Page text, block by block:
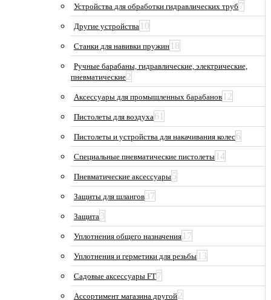
Устройства для обработки гидравлических труб 7
Другие устройства 10
Станки для навивки пружин 18
Ручные барабаны, гидравлические, электрические,
пневматические2
Аксессуары для промышленных барабанов 12
Пистолеты для воздуха61
Пистолеты и устройства для накачивания колес6
Специальные пневматические пистолеты 14
Пневматические аксессуары5
Защиты для шлангов37
Защита3
Уплотнения общего назначения 17
Уплотнения и герметики для резьбы 13
Садовые аксессуары FT7
Ассортимент магазина другой2